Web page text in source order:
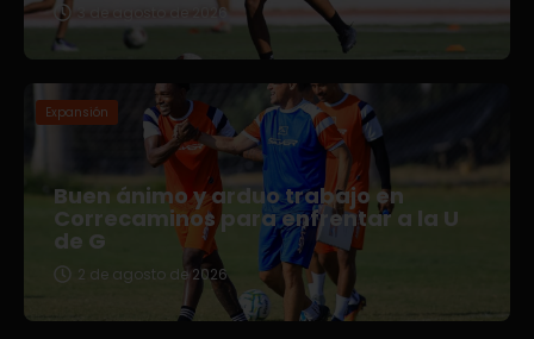
3 de agosto de 2026
Expansión
Buen ánimo y arduo trabajo en
Correcaminos para enfrentar a la U
de G
2 de agosto de 2026